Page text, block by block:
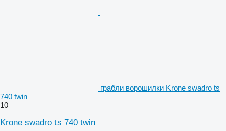
грабли ворошилки Krone swadro ts
740 twin
10
Krone swadro ts 740 twin